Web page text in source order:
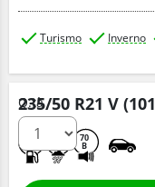
Turismo Inverno
235/50 R21 V
70
B
Q.tà